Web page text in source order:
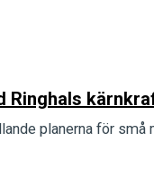
Ringhals
planerna för små